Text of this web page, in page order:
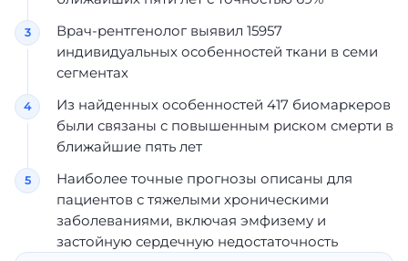
Врач-рентгенолог выявил 15957
индивидуальных особенностей ткани в семи
сегментах
Из найденных особенностей 417 биомаркеров
были связаны с повышенным риском смерти в
ближайшие пять лет
Наиболее точные прогнозы описаны для
пациентов с тяжелыми хроническими
заболеваниями, включая эмфизему и
застойную сердечную недостаточность